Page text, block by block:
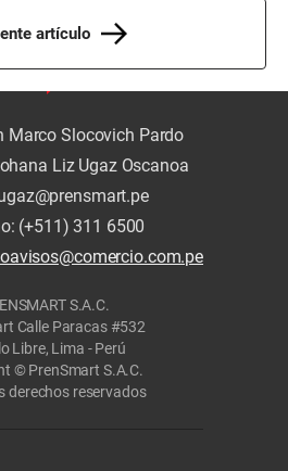
artículo
Marco Slocovich Pardo
Liz Ugaz Oscanoa
(+511) 311 6500
S.A.C.
Calle Paracas #532
Libre, Lima - Perú
© PrenSmart S.A.C.
derechos reservados